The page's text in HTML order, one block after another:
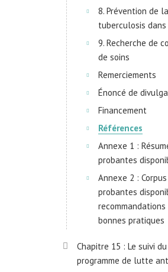
8. Prévention de
tuberculosis
9. Recherche de
de soins
Remerciements
Énoncé de
Financement
Références
Annexe 1 :
probantes
Annexe 2 :
probantes
bonnes pratiques
Chapitre 15 : Le suivi
programme de lutte